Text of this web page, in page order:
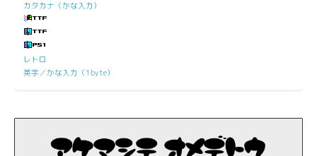
カタカナ（かな入力）
レトロ
英字／かな入力（1byte）